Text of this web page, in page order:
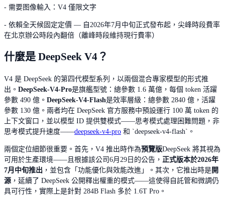
- 需要图像輸入：V4 僅限文字
- 依賴全天候固定定價 — 自2026年7月中旬正式發布起，尖峰時段費率
在北京辦公時段內翻倍（離峰時段維持現行費率）
什麼是 DeepSeek V4？
V4 是 DeepSeek 的第四代模型系列，以兩個混合專家模型的形式推
出。 DeepSeek-V4-Pro是旗艦型號：總參數 1.6 萬億，每個 token 活躍
參數 490 億。 DeepSeek-V4-Flash是效率層級：總參數 2840 億，活躍
參數 130 億。兩者均在 DeepSeek 官方服務中預設運行 100 萬 token 的
上下文窗口，並以模型 ID 提供雙模式——思考模式處理困難問題，非
思考模式提升速度——deepseek-v4-pro 和 `deepseek-v4-flash`。
兩個定位細節很重要。首先，V4 推出時作為預覽版DeepSeek 將其視為
可用於生產環境——且根據該公司6月29日的公告， 正式版本於2026年
7月中旬推出 ，並包含「功能優化與效能改進」。其次，它推出時是開
源 ，延續了 DeepSeek 公開釋出權重的模式——這使得自託管和微調仍
具可行性，實際上是針對 284B Flash 多於 1.6T Pro。